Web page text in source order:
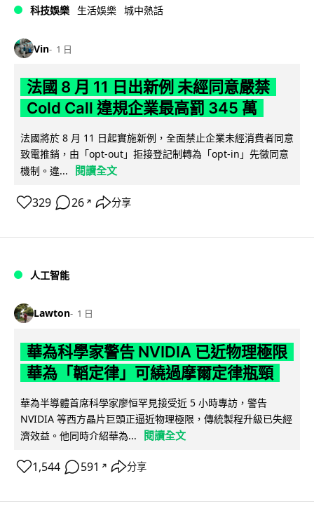
科技娛樂 生活娛樂 城中熱話
Vin 1 日
法國 8 月 11 日出新例 未經同意嚴禁
Cold Call 違規企業最高罰 345 萬
法國將於 8 月 11 日起實施新例，全面禁止企業未經消費者同意
致電推銷，由「opt-out」拒接登記制轉為「opt-in」先徵同意
機制。違...
閱讀全文
329 26 ↗ 分享
人工智能
Lawton 1 日
華為科學家警告 NVIDIA 已近物理極限
華為「韜定律」可繞過摩爾定律瓶頸
華為半導體首席科學家廖恒罕見接受近 5 小時專訪，警告
NVIDIA 等西方晶片巨頭正逼近物理極限，傳統製程升級已失經
濟效益。他同時介紹華為...
閱讀全文
1,544 591 ↗ 分享